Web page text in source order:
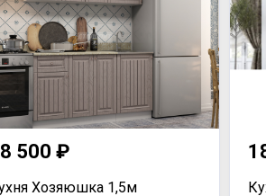
500 ₽
Хозяюшка 1,5м